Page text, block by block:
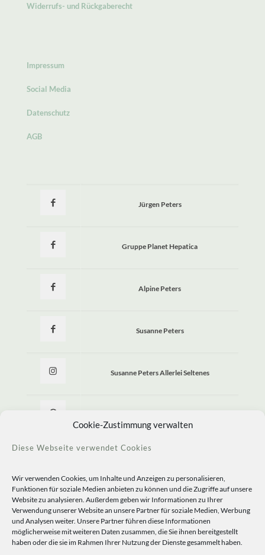
Cookie-Zustimmung verwalten
Diese Webseite verwendet Cookies
Wir verwenden Cookies, um Inhalte und Anzeigen zu personalisieren,
Funktionen für soziale Medien anbieten zu können und die Zugriffe auf unsere
Website zu analysieren. Außerdem geben wir Informationen zu Ihrer
Verwendung unserer Website an unsere Partner für soziale Medien, Werbung
und Analysen weiter. Unsere Partner führen diese Informationen
möglicherweise mit weiteren Daten zusammen, die Sie ihnen bereitgestellt
haben oder die sie im Rahmen Ihrer Nutzung der Dienste gesammelt haben.
Widerrufs- und Rückgaberecht
Impressum
Social Media
Datenschutz
AGB
Jürgen Peters
Gruppe Planet Hepatica
Alpine Peters
Susanne Peters
Susanne Peters Allerlei Seltenes